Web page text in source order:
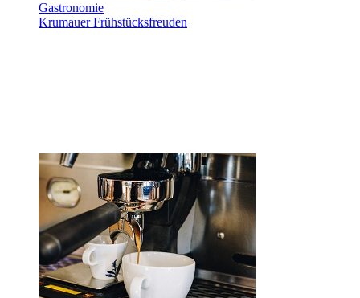
Gastronomie
Krumauer Frühstücksfreuden